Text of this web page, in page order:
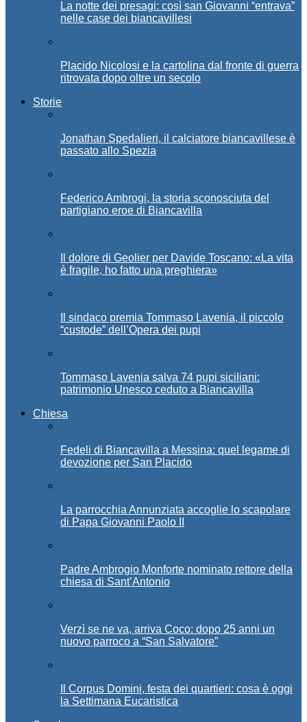
La notte dei presagi: così san Giovanni “entrava”
nelle case dei biancavillesi
Placido Nicolosi e la cartolina dal fronte di guerra
ritrovata dopo oltre un secolo
Storie
Jonathan Spedalieri, il calciatore biancavillese è
passato allo Spezia
Federico Ambrogi, la storia sconosciuta del
partigiano eroe di Biancavilla
Il dolore di Geolier per Davide Toscano: «La vita
è fragile, ho fatto una preghiera»
Il sindaco premia Tommaso Lavenia, il piccolo
“custode” dell’Opera dei pupi
Tommaso Lavenia salva 74 pupi siciliani:
patrimonio Unesco ceduto a Biancavilla
Chiesa
Fedeli di Biancavilla a Messina: quel legame di
devozione per San Placido
La parrocchia Annunziata accoglie lo scapolare
di Papa Giovanni Paolo II
Padre Ambrogio Monforte nominato rettore della
chiesa di Sant’Antonio
Verzì se ne va, arriva Coco: dopo 25 anni un
nuovo parroco a “San Salvatore”
Il Corpus Domini, festa dei quartieri: cosa è oggi
la Settimana Eucaristica